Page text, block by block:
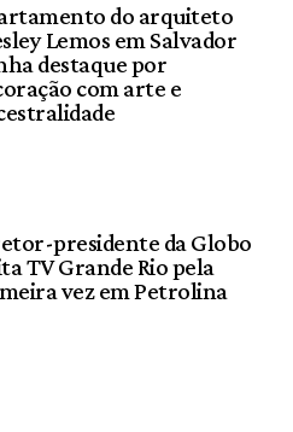
do arquiteto
Lemos em Salvador
destaque por
com arte e
presidente da Globo
TV Grande Rio pela
vez em Petrolina